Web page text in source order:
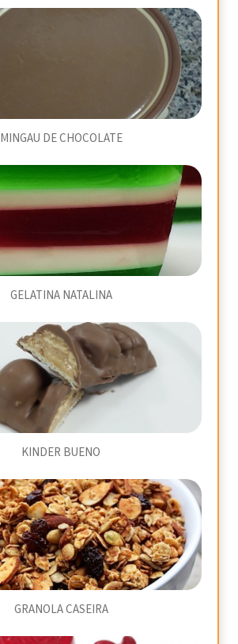
MINGAU DE CHOCOLATE
GELATINA NATALINA
KINDER BUENO
GRANOLA CASEIRA